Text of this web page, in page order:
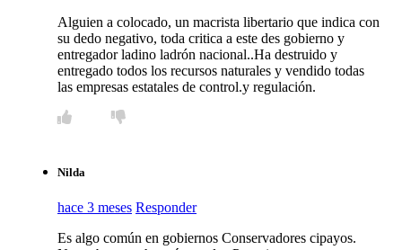
Alguien a colocado, un macrista libertario que indica con
su dedo negativo, toda critica a este des gobierno y
entregador ladino ladrón nacional..Ha destruido y
entregado todos los recursos naturales y vendido todas
las empresas estatales de control.y regulación.
Nilda
hace 3 meses Responder
Es algo común en gobiernos Conservadores cipayos.